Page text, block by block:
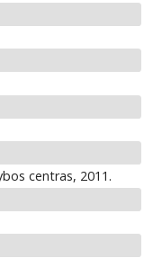
centras, 2011.